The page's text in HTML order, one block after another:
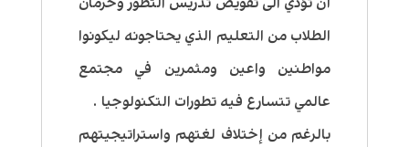
الطلاب من التعليم الذي يحتاجونه ليكونوا
مواطنين واعين ومثمرين في مجتمع
عالمي تتسارع فيه تطورات التكنولوجيا .
بالرغم من إختلاف لغتهم واستراتيجيتهم